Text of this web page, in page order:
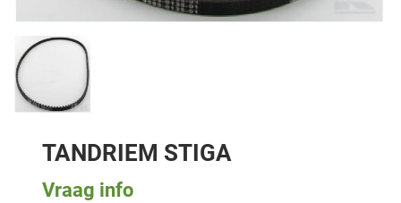
TANDRIEM STIGA
Vraag info